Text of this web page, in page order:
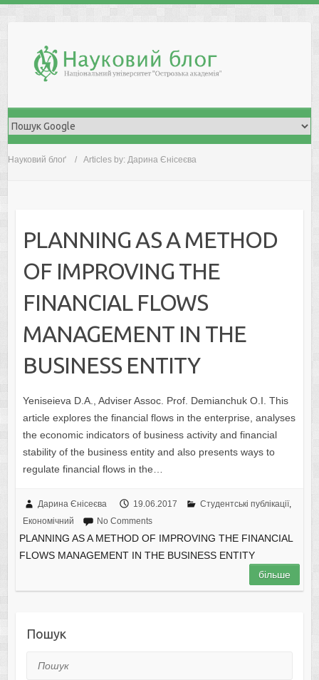
Науковий блоґ Articles by: Дарина Єнісеєва
PLANNING AS A METHOD
OF IMPROVING THE
FINANCIAL FLOWS
MANAGEMENT IN THE
BUSINESS ENTITY
Yeniseieva D.A., Adviser Assoc. Prof. Demianchuk O.I. This
article explores the financial flows in the enterprise, analyses
the economic indicators of business activity and financial
stability of the business entity and also presents ways to
regulate financial flows in the…
Дарина Єнісеєва 19.06.2017 Студентські публікації,
Економічний
No Comments
PLANNING AS A METHOD OF IMPROVING THE FINANCIAL
FLOWS MANAGEMENT IN THE BUSINESS ENTITY
більше
Пошук
Пошук